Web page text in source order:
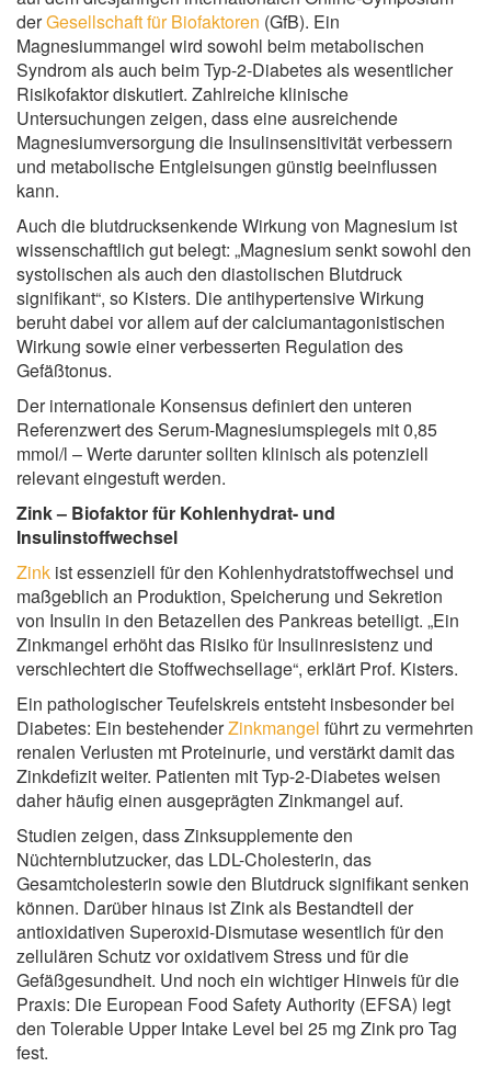
derGesellschaft für Biofaktoren (GfB). Ein
Magnesiummangel wird sowohl beim metabolischen
Syndrom als auch beim Typ-2-Diabetes als wesentlicher
Risikofaktor diskutiert. Zahlreiche klinische
Untersuchungen zeigen, dass eine ausreichende
Magnesiumversorgung die Insulinsensitivität verbessern
und metabolische Entgleisungen günstig beeinflussen
kann.
Auch die blutdrucksenkende Wirkung von Magnesium ist
wissenschaftlich gut belegt: „Magnesium senkt sowohl den
systolischen als auch den diastolischen Blutdruck
signifikant“, so Kisters. Die antihypertensive Wirkung
beruht dabei vor allem auf der calciumantagonistischen
Wirkung sowie einer verbesserten Regulation des
Gefäßtonus.
Der internationale Konsensus definiert den unteren
Referenzwert des Serum-Magnesiumspiegels mit 0,85
mmol/l – Werte darunter sollten klinisch als potenziell
relevant eingestuft werden.
Zink – Biofaktor für Kohlenhydrat- und
Insulinstoffwechsel
Zink ist essenziell für den Kohlenhydratstoffwechsel und
maßgeblich an Produktion, Speicherung und Sekretion
von Insulin in den Betazellen des Pankreas beteiligt. „Ein
Zinkmangel erhöht das Risiko für Insulinresistenz und
verschlechtert die Stoffwechsellage“, erklärt Prof. Kisters.
Ein pathologischer Teufelskreis entsteht insbesonder bei
Diabetes: Ein bestehenderZinkmangel führt zu vermehrten
renalen Verlusten mt Proteinurie, und verstärkt damit das
Zinkdefizit weiter. Patienten mit Typ-2-Diabetes weisen
daher häufig einen ausgeprägten Zinkmangel auf.
Studien zeigen, dass Zinksupplemente den
Nüchternblutzucker, das LDL-Cholesterin, das
Gesamtcholesterin sowie den Blutdruck signifikant senken
können. Darüber hinaus ist Zink als Bestandteil der
antioxidativen Superoxid-Dismutase wesentlich für den
zellulären Schutz vor oxidativem Stress und für die
Gefäßgesundheit. Und noch ein wichtiger Hinweis für die
Praxis: Die European Food Safety Authority (EFSA) legt
den Tolerable Upper Intake Level bei 25 mg Zink pro Tag
fest.